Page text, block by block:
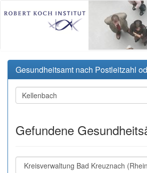
Gesundheitsamt nach Postleitzahl
Gefundene